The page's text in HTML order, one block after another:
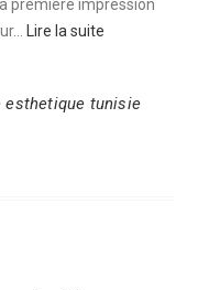
première impression
Lire la suite
esthetique tunisie